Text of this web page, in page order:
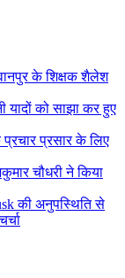
के शिक्षक शैलेश
यादों को साझा कर हुए
प्रसार के लिए
चौधरी ने किया
की अनुपस्थिति से